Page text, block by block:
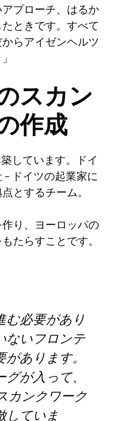
プローチ、はるか
ときです。すべて
らアイゼンヘルツ
スカン
作成
しています。ドイ
ドイツの起業家に
とするチーム。
り、ヨーロッパの
たらすことです。
む必要があり
ないフロンテ
あります。
が入って、
カンクワーク
していま